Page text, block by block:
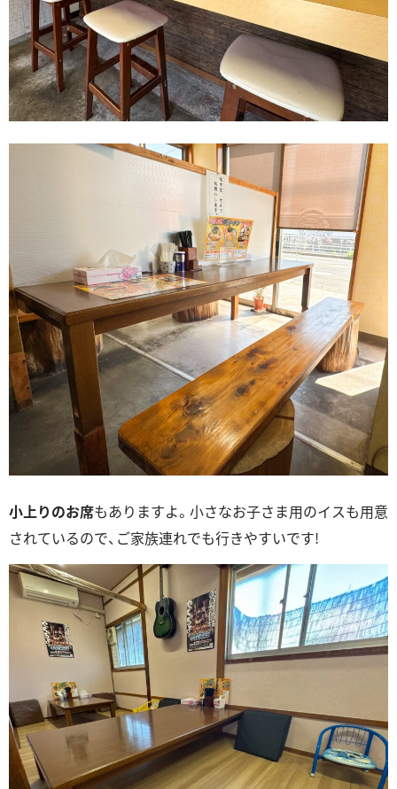
小上りのお席もありますよ。小さなお子さま用のイスも用意
されているので、ご家族連れでも行きやすいです!